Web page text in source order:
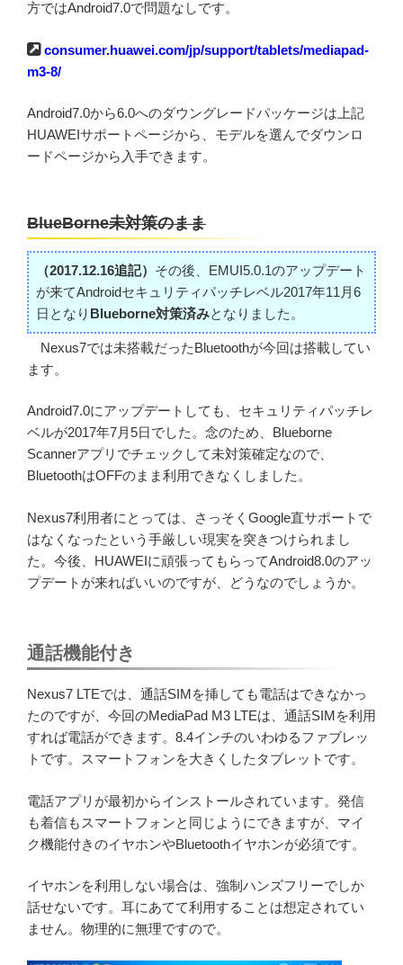
方ではAndroid7.0で問題なしです。
consumer.huawei.com/jp/support/tablets/mediapad-
m3-8/
Android7.0から6.0へのダウングレードパッケージは上記
HUAWEIサポートページから、モデルを選んでダウンロ
ードページから入手できます。
BlueBorne未対策のまま
（2017.12.16追記） その後、EMUI5.0.1のアップデート
が来てAndroidセキュリティパッチレベル2017年11月6
日となり Blueborne対策済みとなりました。
Nexus7では未搭載だったBluetoothが今回は搭載してい
ます。
Android7.0にアップデートしても、セキュリティパッチレ
ベルが2017年7月5日でした。念のため、Blueborne
Scannerアプリでチェックして未対策確定なので、
BluetoothはOFFのまま利用できなくしました。
Nexus7利用者にとっては、さっそくGoogle直サポートで
はなくなったという手厳しい現実を突きつけられまし
た。今後、HUAWEIに頑張ってもらってAndroid8.0のアッ
プデートが来ればいいのですが、どうなのでしょうか。
通話機能付き
Nexus7 LTEでは、通話SIMを挿しても電話はできなかっ
たのですが、今回のMediaPad M3 LTEは、通話SIMを利用
すれば電話ができます。8.4インチのいわゆるファブレッ
トです。スマートフォンを大きくしたタブレットです。
電話アプリが最初からインストールされています。発信
も着信もスマートフォンと同じようにできますが、マイ
ク機能付きのイヤホンやBluetoothイヤホンが必須です。
イヤホンを利用しない場合は、強制ハンズフリーでしか
話せないです。耳にあてて利用することは想定されてい
ません。物理的に無理ですので。